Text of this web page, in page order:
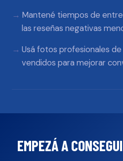
Mantené tiempos de
las reseñas negativas
Usá fotos profesionales
vendidos para mejorar
EMPEZÁ A